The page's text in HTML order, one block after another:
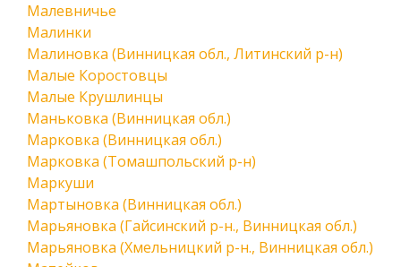
Малевничье
Малинки
Малиновка (Винницкая обл., Литинский р-н)
Малые Коростовцы
Малые Крушлинцы
Маньковка (Винницкая обл.)
Марковка (Винницкая обл.)
Марковка (Томашпольский р-н)
Маркуши
Мартыновка (Винницкая обл.)
Марьяновка (Гайсинский р-н., Винницкая обл.)
Марьяновка (Хмельницкий р-н., Винницкая обл.)